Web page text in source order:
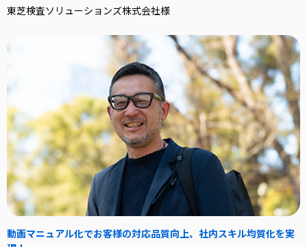
東芝検査ソリューションズ株式会社様
動画マニュアル化でお客様の対応品質向上、社内スキル均質化を実